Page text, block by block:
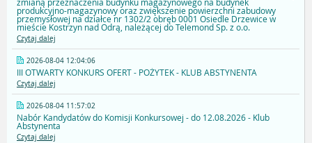
zmianą przeznaczenia budynku magazynowego na budynek
produkcyjno-magazynowy oraz zwiększenie powierzchni zabudowy
przemysłowej na działce nr 1302/2 obręb 0001 Osiedle Drzewice w
mieście Kostrzyn nad Odrą, należącej do Telemond Sp. z o.o.
Czytaj dalej
2026-08-04 12:04:06
III OTWARTY KONKURS OFERT - POŻYTEK - KLUB ABSTYNENTA
Czytaj dalej
2026-08-04 11:57:02
Nabór Kandydatów do Komisji Konkursowej - do 12.08.2026 - Klub
Abstynenta
Czytaj dalej